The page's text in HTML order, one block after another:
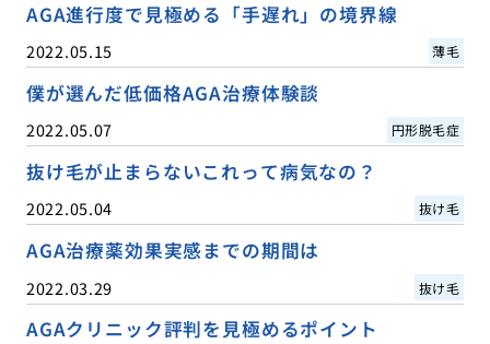
AGA進行度で見極める「手遅れ」の境界線
2022.05.15 薄毛
僕が選んだ低価格AGA治療体験談
2022.05.07 円形脱毛症
抜け毛が止まらないこれって病気なの？
2022.05.04 抜け毛
AGA治療薬効果実感までの期間は
2022.03.29 抜け毛
AGAクリニック評判を見極めるポイント